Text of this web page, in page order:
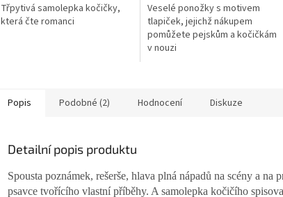
Třpytivá samolepka kočičky,
která čte romanci
hvězdiček.
Veselé ponožky s motivem
tlapiček, jejichž nákupem
pomůžete pejskům a kočičkám
v nouzi
Popis Podobné (2) Hodnocení Diskuze
Detailní popis produktu
Spousta poznámek, rešerše, hlava plná nápadů na scény a
psavce tvořícího vlastní příběhy. A samolepka kočičího